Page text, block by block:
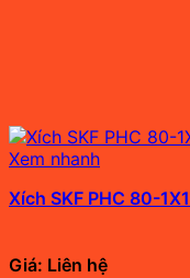
Xem nhanh
Xích SKF PHC 80-
Giá: Liên hệ